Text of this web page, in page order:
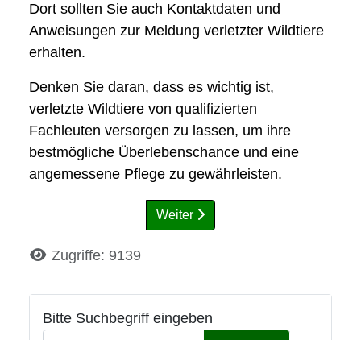
Bitte Suchbegriff eingeben
Dort sollten Sie auch Kontaktdaten und
Anweisungen zur Meldung verletzter Wildtiere
erhalten.
Denken Sie daran, dass es wichtig ist,
verletzte Wildtiere von qualifizierten
Fachleuten versorgen zu lassen, um ihre
bestmögliche Überlebenschance und eine
angemessene Pflege zu gewährleisten.
Weiter
DetailsZugriffe: 9139